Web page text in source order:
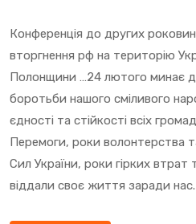
Конференція до других
вторгнення рф на територію
Полонщини …24 лютого минає
боротьби нашого сміливого
єдності та стійкості всіх
Перемоги, роки волонтерства
Сил України, роки гірких втрат
віддали своє життя заради